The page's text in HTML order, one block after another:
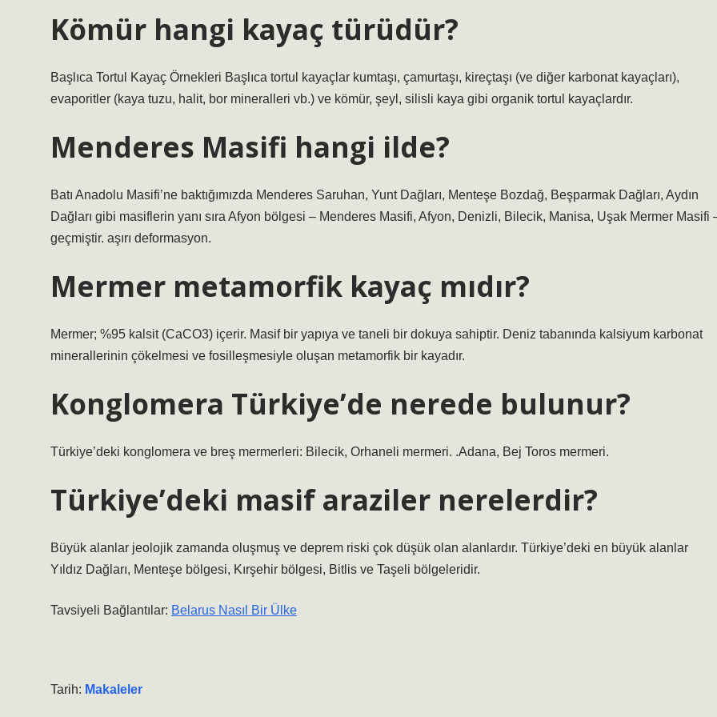
Kömür hangi kayaç türüdür?
Başlıca Tortul Kayaç Örnekleri Başlıca tortul kayaçlar kumtaşı, çamurtaşı, kireçtaşı (ve diğer karbonat kayaçları),
evaporitler (kaya tuzu, halit, bor mineralleri vb.) ve kömür, şeyl, silisli kaya gibi organik tortul kayaçlardır.
Menderes Masifi hangi ilde?
Batı Anadolu Masifi’ne baktığımızda Menderes Saruhan, Yunt Dağları, Menteşe Bozdağ, Beşparmak Dağları, Aydın
Dağları gibi masiflerin yanı sıra Afyon bölgesi – Menderes Masifi, Afyon, Denizli, Bilecik, Manisa, Uşak Mermer Masifi
geçmiştir. aşırı deformasyon.
Mermer metamorfik kayaç mıdır?
Mermer; %95 kalsit (CaCO3) içerir. Masif bir yapıya ve taneli bir dokuya sahiptir. Deniz tabanında kalsiyum karbonat
minerallerinin çökelmesi ve fosilleşmesiyle oluşan metamorfik bir kayadır.
Konglomera Türkiye’de nerede bulunur?
Türkiye’deki konglomera ve breş mermerleri: Bilecik, Orhaneli mermeri. .Adana, Bej Toros mermeri.
Türkiye’deki masif araziler nerelerdir?
Büyük alanlar jeolojik zamanda oluşmuş ve deprem riski çok düşük olan alanlardır. Türkiye’deki en büyük alanlar
Yıldız Dağları, Menteşe bölgesi, Kırşehir bölgesi, Bitlis ve Taşeli bölgeleridir.
Tavsiyeli Bağlantılar: Belarus Nasıl Bir Ülke
Tarih: Makaleler